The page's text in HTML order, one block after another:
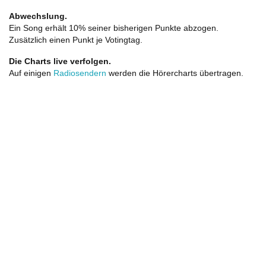
Abwechslung.
Ein Song erhält 10% seiner bisherigen Punkte abzogen.
Zusätzlich einen Punkt je Votingtag.
Die Charts live verfolgen.
Auf einigen Radiosendern werden die Hörercharts übertragen.